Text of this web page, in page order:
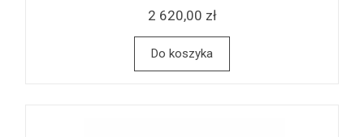
2 620,00 zł
Do koszyka